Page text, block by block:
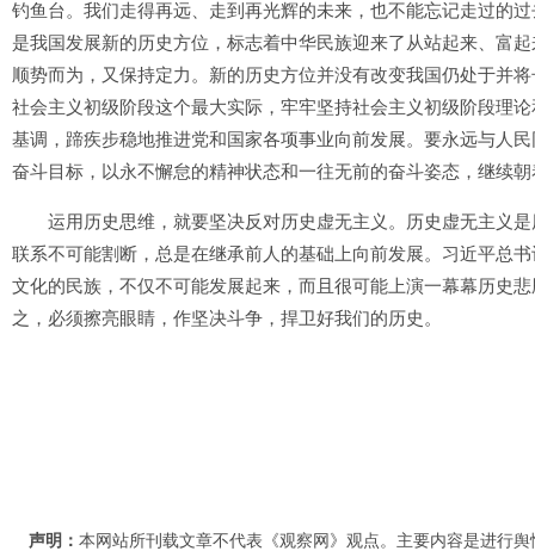
钓鱼台。我们走得再远、走到再光辉的未来，也不能忘记走过的
是我国发展新的历史方位，标志着中华民族迎来了从站起来、富
顺势而为，又保持定力。新的历史方位并没有改变我国仍处于并
社会主义初级阶段这个最大实际，牢牢坚持社会主义初级阶段理
基调，蹄疾步稳地推进党和国家各项事业向前发展。要永远与人
奋斗目标，以永不懈怠的精神状态和一往无前的奋斗姿态，继续
运用历史思维，就要坚决反对历史虚无主义。历史虚无主义是
联系不可能割断，总是在继承前人的基础上向前发展。习近平总
文化的民族，不仅不可能发展起来，而且很可能上演一幕幕历史
之，必须擦亮眼睛，作坚决斗争，捍卫好我们的历史。
声明： 本网站所刊载文章不代表《观察网》观点。主要内容是进行